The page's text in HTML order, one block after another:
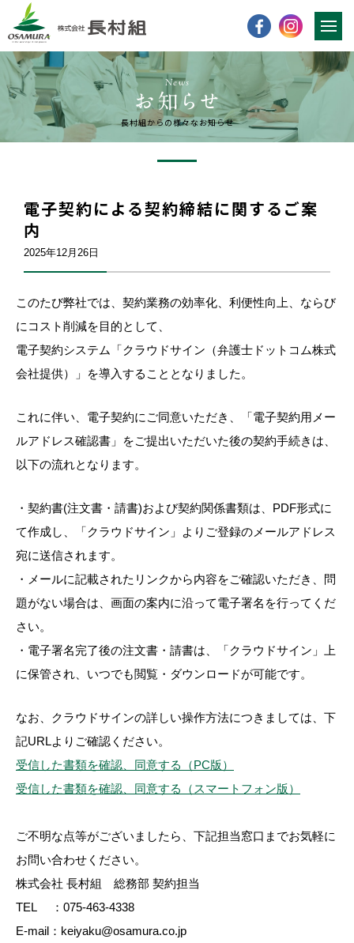
News
長村組からの様々なお知らせ
電子契約による契約締結に関するご案
内
2025年12月26日
このたび弊社では、契約業務の効率化、利便性向上、ならび
にコスト削減を目的として、
電子契約システム「クラウドサイン（弁護士ドットコム株式
会社提供）」を導入することとなりました。
これに伴い、電子契約にご同意いただき、「電子契約用メー
ルアドレス確認書」をご提出いただいた後の契約手続きは、
以下の流れとなります。
・契約書(注文書・請書)および契約関係書類は、PDF形式に
て作成し、「クラウドサイン」よりご登録のメールアドレス
宛に送信されます。
・メールに記載されたリンクから内容をご確認いただき、問
題がない場合は、画面の案内に沿って電子署名を行ってくだ
さい。
・電子署名完了後の注文書・請書は、「クラウドサイン」上
に保管され、いつでも閲覧・ダウンロードが可能です。
なお、クラウドサインの詳しい操作方法につきましては、下
記URLよりご確認ください。
受信した書類を確認、同意する（PC版）
受信した書類を確認、同意する（スマートフォン版）
ご不明な点等がございましたら、下記担当窓口までお気軽に
お問い合わせください。
株式会社 長村組 総務部 契約担当
TEL ：075-463-4338
E-mail：keiyaku@osamura.co.jp